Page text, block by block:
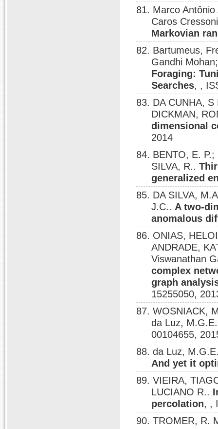
81. Marco
Caros
Markovian
82. Bartumeus,
Gandhi
Foraging:
Searches, ,
83. DA CUNHA,
DICKMAN,
dimensional
2014
84. BENTO, E.
SILVA, R..
generalized
85. DA SILVA,
J.C.. A two-
anomalous
86. ONIAS,
ANDRADE,
Viswanathan
complex
graph
15255050,
87. WOSNIACK,
da Luz,
00104655,
88. da Luz,
And yet it
89. VIEIRA,
LUCIANO R..
percolation, ,
90. TROMER, R.